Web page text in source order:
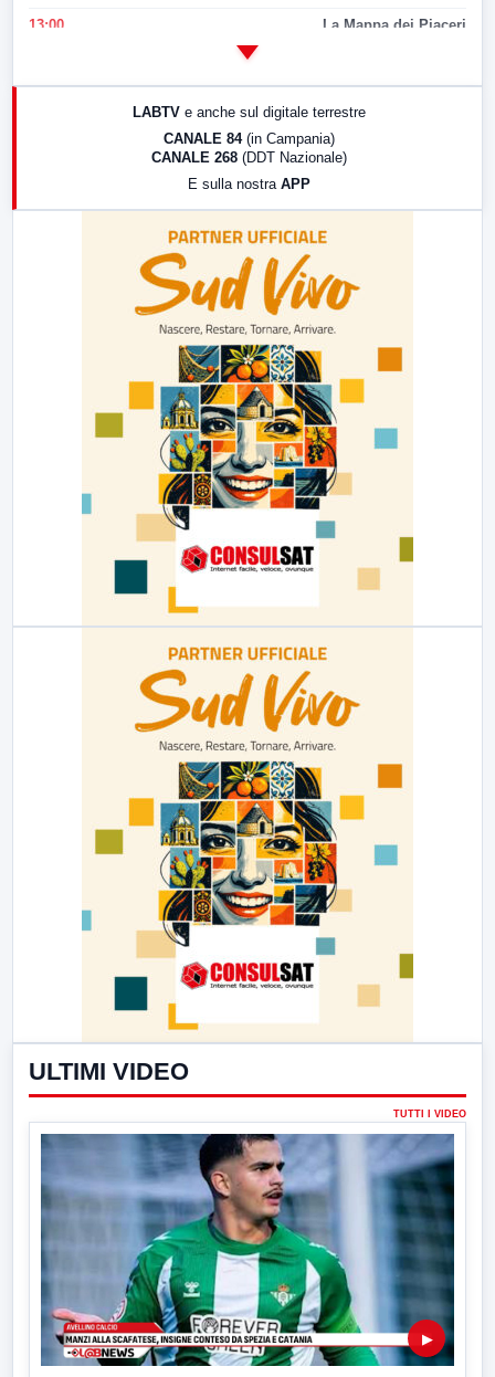
13:00 La Mappa dei Piaceri
LABTV e anche sul digitale terrestre
CANALE 84 (in Campania)
CANALE 268 (DDT Nazionale)
E sulla nostra APP
ULTIMI VIDEO
TUTTI I VIDEO
▶